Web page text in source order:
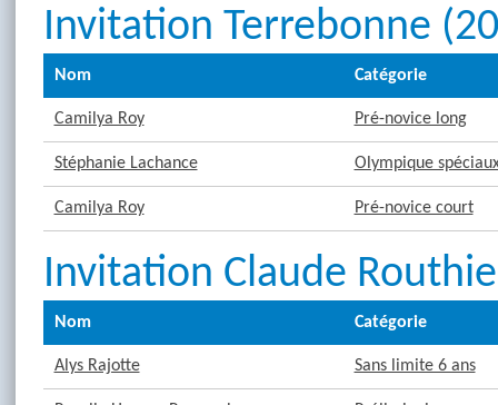
Invitation Terrebonne
Nom Catégorie
Camilya Roy Pré-novice long
Stéphanie Lachance Olympique
Camilya Roy Pré-novice court
Invitation Claude
Nom Catégorie
Alys Rajotte Sans limite 6 ans